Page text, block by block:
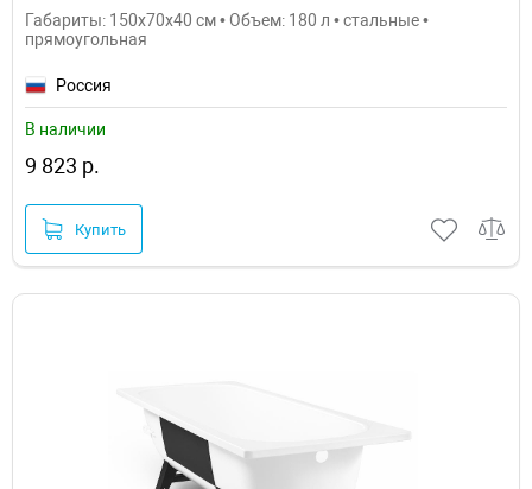
Габариты: 150x70x40 см • Объем: 180 л • стальные •
прямоугольная
Россия
В наличии
9 823 р.
Купить